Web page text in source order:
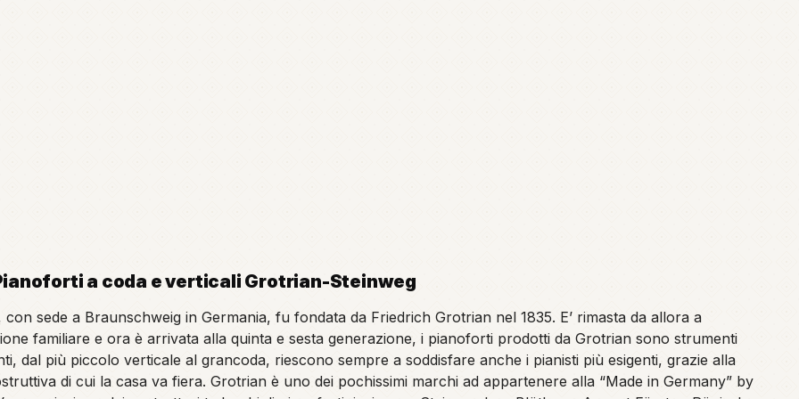
a coda e verticali Grotrian-Steinweg
con sede a Braunschweig in Germania, fu fondata da Friedrich Grotrian nel 1835. E’ rimasta da allora a
familiare e ora è arrivata alla quinta e sesta generazione, i pianoforti prodotti da Grotrian sono strumenti
dal più piccolo verticale al grancoda, riescono sempre a soddisfare anche i pianisti più esigenti, grazie alla
di cui la casa va fiera. Grotrian è uno dei pochissimi marchi ad appartenere alla “Made in Germany” by